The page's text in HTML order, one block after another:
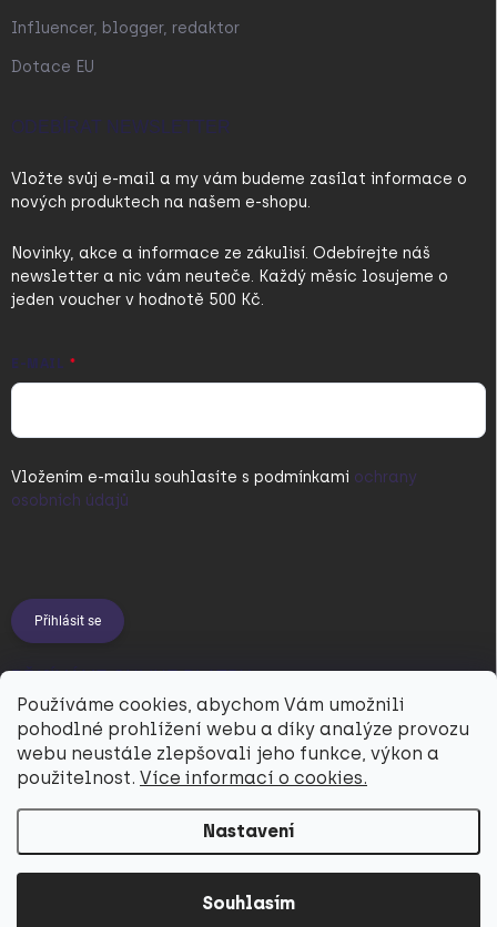
Používáme cookies, abychom Vám umožnili
pohodlné prohlížení webu a díky analýze provozu
webu neustále zlepšovali jeho funkce, výkon a
použitelnost. Více informací o cookies.
Nastavení
Souhlasím
Influencer, blogger, redaktor
Dotace EU
ODEBÍRAT NEWSLETTER
Vložte svůj e-mail a my vám budeme zasílat informace o
nových produktech na našem e-shopu.
Novinky, akce a informace ze zákulisí. Odebírejte náš
newsletter a nic vám neuteče. Každý měsíc losujeme o
jeden voucher v hodnotě 500 Kč.
E-MAIL
Vložením e-mailu souhlasíte s podmínkami ochrany
osobních údajů
Přihlásit se
PŘIJÍMÁME ONLINE PLATBY
Utukutu. Všechna práva vyhrazena.